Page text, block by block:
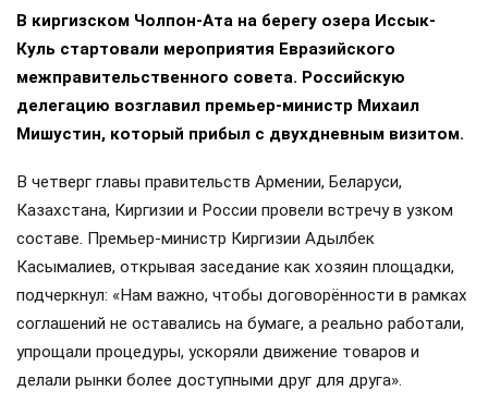
В киргизском Чолпон-Ата на берегу озера Иссык-
Куль стартовали мероприятия Евразийского
межправительственного совета. Российскую
делегацию возглавил премьер-министр Михаил
Мишустин, который прибыл с двухдневным визитом.
В четверг главы правительств Армении, Беларуси,
Казахстана, Киргизии и России провели встречу в узком
составе. Премьер-министр Киргизии Адылбек
Касымалиев, открывая заседание как хозяин площадки,
подчеркнул: «Нам важно, чтобы договорённости в рамках
соглашений не оставались на бумаге, а реально работали,
упрощали процедуры, ускоряли движение товаров и
делали рынки более доступными друг для друга».